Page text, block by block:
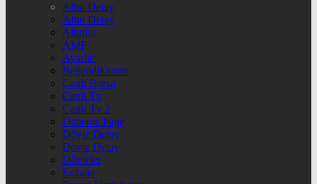
Altın Detay
Altın Detay
Altınlar
AMP
Ayarlar
Beğendiklerim
Canlı Borsa
Canlı Tv
Canlı Tv 2
Deneme Page
Döviz Detay
Döviz Detay
Dövizler
Eczane